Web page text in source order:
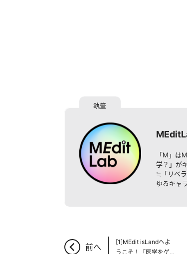
「M」は
学？」が
≒「リベ
ゆるキャ
前へ
[1]MEdit isLandへよ
うこそ！「医学をゲ